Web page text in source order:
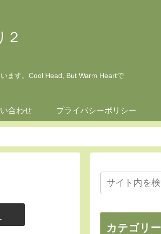
２
ます。Cool Head, But Warm Heartで
合わせ プライバシーポリシー
カテゴリー